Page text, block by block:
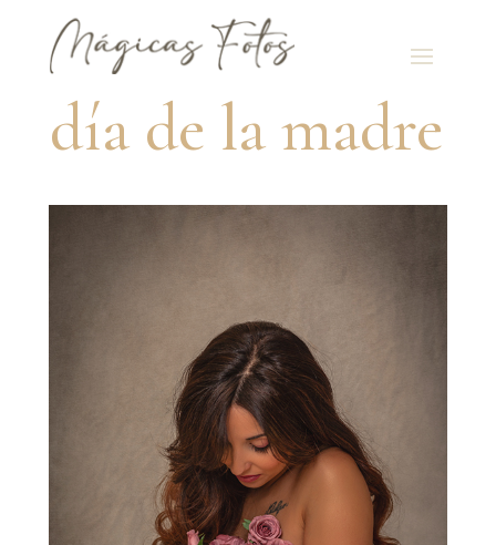
día de la madre